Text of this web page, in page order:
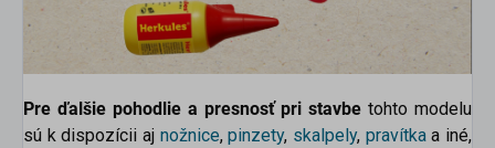
Pre ďalšie pohodlie a presnosť pri stavbe tohto modelu
sú k dispozícii aj nožnice,pinzety, skalpely, pravítkaa iné,